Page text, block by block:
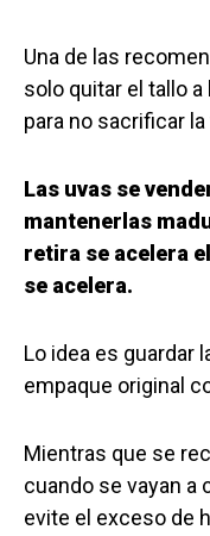
Una de las
solo quitar el tallo a
para no sacrificar
Las uvas se
mantenerlas
retira se acelera
se acelera.
Lo idea es guardar
empaque original
Mientras que se
cuando se vayan a
evite el exceso de